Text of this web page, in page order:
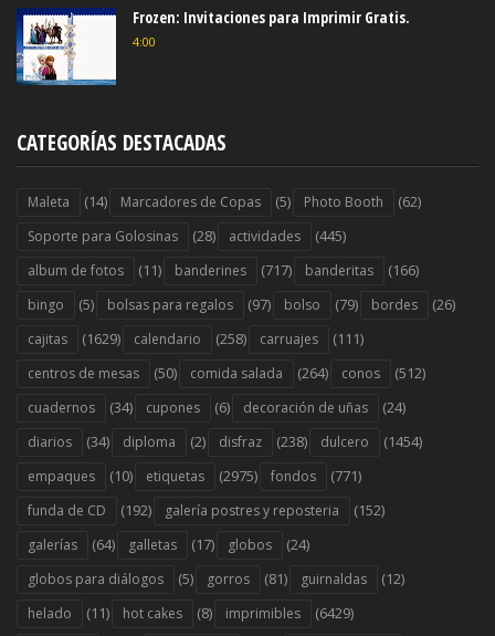
Frozen: Invitaciones para Imprimir Gratis.
4:00
CATEGORÍAS DESTACADAS
Maleta (14) Marcadores de Copas (5) Photo Booth (62)
Soporte para Golosinas (28) actividades (445)
album de fotos (11) banderines (717) banderitas (166)
bingo (5) bolsas para regalos (97) bolso (79) bordes (26)
cajitas (1629) calendario (258) carruajes (111)
centros de mesas (50) comida salada (264) conos (512)
cuadernos (34) cupones (6) decoración de uñas (24)
diarios (34) diploma (2) disfraz (238) dulcero (1454)
empaques (10) etiquetas (2975) fondos (771)
funda de CD (192) galería postres y reposteria (152)
galerías (64) galletas (17) globos (24)
globos para diálogos (5) gorros (81) guirnaldas (12)
helado (11) hot cakes (8) imprimibles (6429)